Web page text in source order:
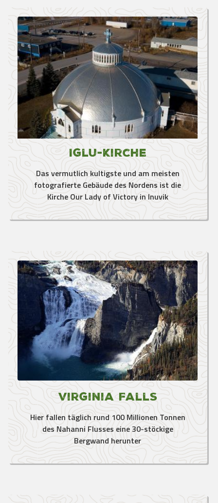
Iglu-Kirche
Das vermutlich kultigste und am meisten
fotografierte Gebäude des Nordens ist die
Kirche Our Lady of Victory in Inuvik
Virginia Falls
Hier fallen täglich rund 100 Millionen Tonnen
des Nahanni Flusses eine 30-stöckige
Bergwand herunter